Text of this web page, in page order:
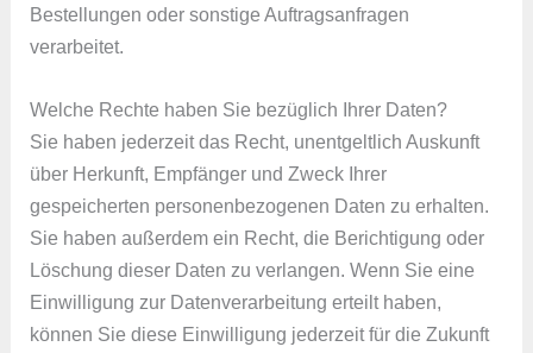
Bestellungen oder sonstige Auftragsanfragen
verarbeitet.
Welche Rechte haben Sie bezüglich Ihrer Daten?
Sie haben jederzeit das Recht, unentgeltlich Auskunft
über Herkunft, Empfänger und Zweck Ihrer
gespeicherten personenbezogenen Daten zu erhalten.
Sie haben außerdem ein Recht, die Berichtigung oder
Löschung dieser Daten zu verlangen. Wenn Sie eine
Einwilligung zur Datenverarbeitung erteilt haben,
können Sie diese Einwilligung jederzeit für die Zukunft